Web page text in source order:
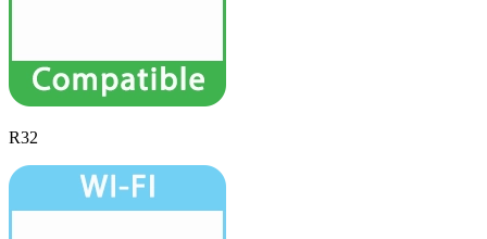
R32